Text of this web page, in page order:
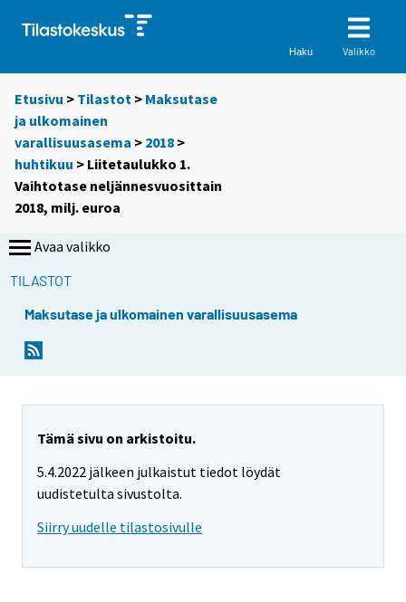
Haku Valikko
Etusivu > Tilastot > Maksutase
ja ulkomainen
varallisuusasema > 2018 >
huhtikuu > Liitetaulukko 1.
Vaihtotase neljännesvuosittain
2018, milj. euroa
Avaa valikko
TILASTOT
Maksutase ja ulkomainen varallisuusasema
Tämä sivu on arkistoitu.
5.4.2022 jälkeen julkaistut tiedot löydät
uudistetulta sivustolta.
Siirry uudelle tilastosivulle